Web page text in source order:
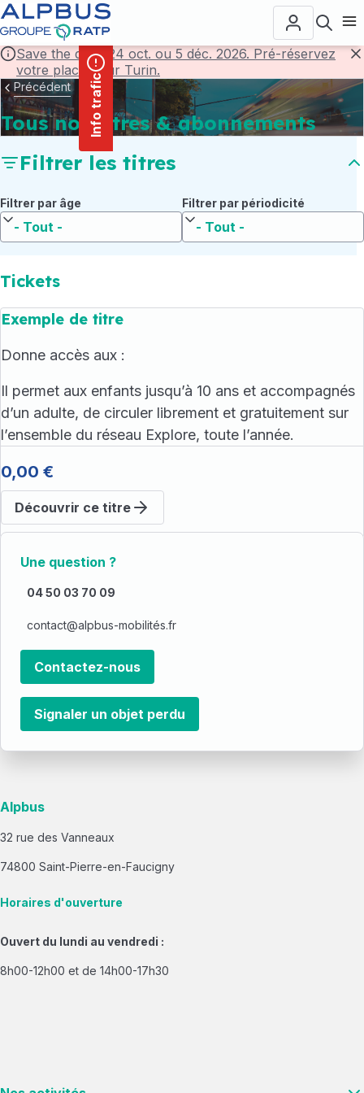
principal
Save the date! 24 oct. ou 5 déc. 2026. Pré-réservez
votre place pour Turin.
Info trafic
Précédent
Tous nos titres & abonnements
Filtrer les titres
Filtrer par âge Filtrer par périodicité
Tickets
Exemple de titre
Donne accès aux :
Il permet aux enfants jusqu’à 10 ans et accompagnés
d’un adulte, de circuler librement et gratuitement sur
l’ensemble du réseau Explore, toute l’année.
0,00 €
Découvrir ce titre
Une question ?
04 50 03 70 09
contact@alpbus-mobilités.fr
Contactez-nous
Signaler un objet perdu
Alpbus
32 rue des Vanneaux
74800 Saint-Pierre-en-Faucigny
Horaires d'ouverture
Ouvert du lundi au vendredi :
8h00-12h00 et de 14h00-17h30
Panneau de gestion des cookies